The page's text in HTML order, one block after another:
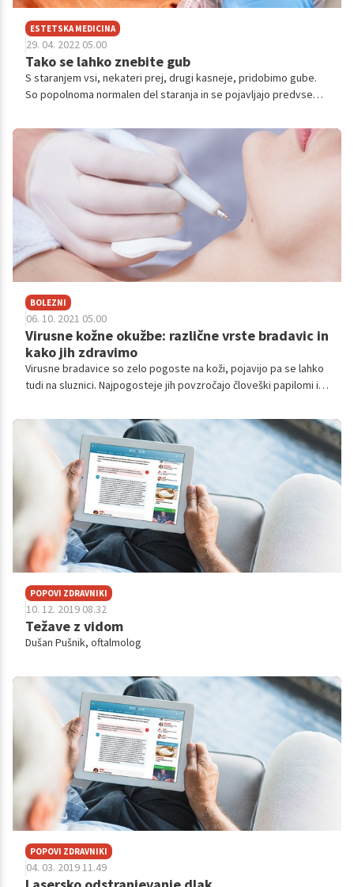
ESTETSKA MEDICINA
29. 04. 2022 05.00
Tako se lahko znebite gub
S staranjem vsi, nekateri prej, drugi kasneje, pridobimo gube.
So popolnoma normalen del staranja in se pojavljajo predvsem
vratu, zadnjih straneh rok in podlakti.
BOLEZNI
06. 10. 2021 05.00
Virusne kožne okužbe: različne vrste bradavic in
kako jih zdravimo
Virusne bradavice so zelo pogoste na koži, pojavijo pa se lahko
tudi na sluznici. Najpogosteje jih povzročajo človeški papilomi in
POPOVI ZDRAVNIKI
10. 12. 2019 08.32
Težave z vidom
Dušan Pušnik, oftalmolog
POPOVI ZDRAVNIKI
04. 03. 2019 11.49